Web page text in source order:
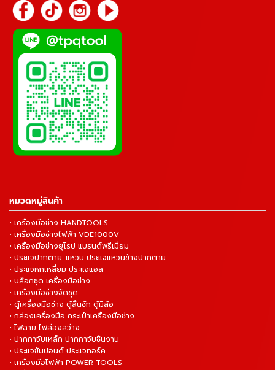
หมวดหมู่สินค้า
• เครื่องมือช่าง HANDTOOLS
• เครื่องมือช่างไฟฟ้า VDE1000V
• เครื่องมือช่างยุโรป แบรนด์พรีเมี่ยม
• ประแจปากตาย-แหวน ประแจแหวนข้างปากตาย
• ประแจหกเหลี่ยม ประแจแอล
• บล็อกชุด เครื่องมือช่าง
• เครื่องมือช่างจัดชุด
• ตู้เครื่องมือช่าง ตู้ลิ้นชัก ตู้มีล้อ
• กล่องเครื่องมือ กระเป๋าเครื่องมือช่าง
• ไฟฉาย ไฟส่องสว่าง
• ปากกาจับเหล็ก ปากกาจับชิ้นงาน
• ประแจขันปอนด์ ประแจทอร์ค
• เครื่องมือไฟฟ้า POWER TOOLS